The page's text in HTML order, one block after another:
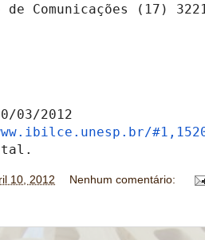
Comunicações (17)
03/2012
#1,
10, 2012 Nenhum comentário: